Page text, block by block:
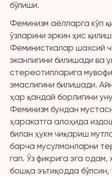
бўлиши.
Феминизм аёлларга кўп
ўзларини эркин ҳис
Феминисткалар шахсий
эканлигини билишади ва
стереотипларига
эмаслигини билишади.
ҳар қандай борлигини
Феминизм бундан
ҳаракатга алоҳида
билан ҳукм чиқариш
барча мусулмонларни
гап. Ўз фикрига эга
бошқа эътиқодда